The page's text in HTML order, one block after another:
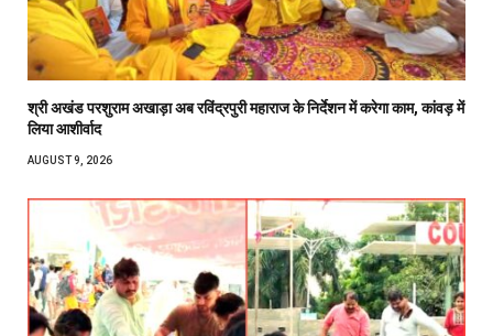
श्री अखंड परशुराम अखाड़ा अब रविंद्रपुरी महाराज के निर्देशन में करेगा काम, कांवड़ में
लिया आशीर्वाद
AUGUST 9, 2026